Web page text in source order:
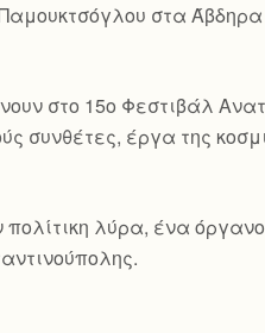
Παμουκτσόγλου στα Άβδηρα
στο 15ο Φεστιβάλ
συνθέτες, έργα της
λύρα, ένα